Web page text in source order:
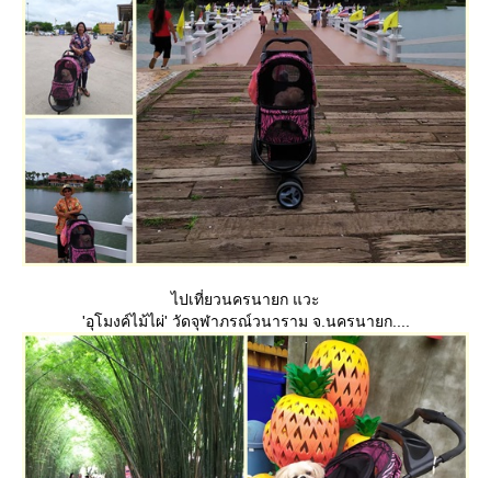
ไปเที่ยวนครนายก แวะ
'อุโมงค์ไม้ไผ่' วัดจุฬาภรณ์วนาราม จ.นครนายก....